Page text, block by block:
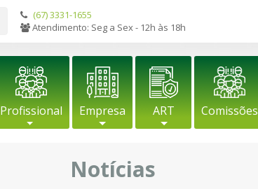
(67) 3331-1655
Atendimento: Seg a Sex - 12h às 18h
Profissional Empresa ART Comissões
Notícias